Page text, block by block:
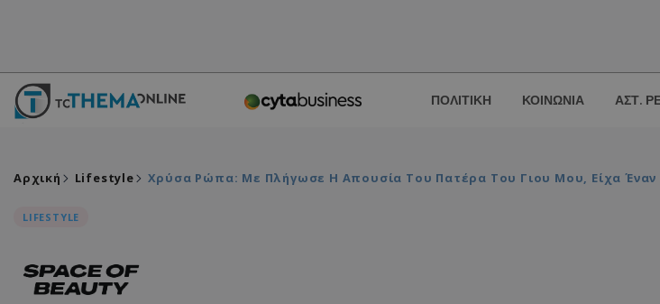
ΠΟΛΙΤΙΚΗ ΚΟΙΝΩΝΙΑ ΑΣΤ.
Αρχική Lifestyle Χρύσα Ρώπα: Με Πλήγωσε Η Απουσία Του Πατέρα Του Γιου Μου, Είχα Έναν
LIFESTYLE